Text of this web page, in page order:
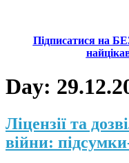
Підписатися на
Day:
Ліцензії та
війни: